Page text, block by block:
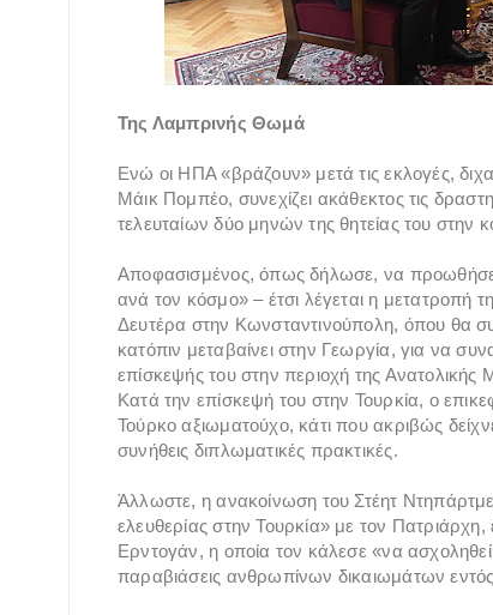
Της Λαμπρινής Θωμά
Ενώ οι ΗΠΑ «βράζουν» μετά τις εκλογές,
Μάικ Πομπέο, συνεχίζει ακάθεκτος τις
τελευταίων δύο μηνών της θητείας του στην
Αποφασισμένος, όπως δήλωσε, να
ανά τον κόσμο» – έτσι λέγεται η μετατροπή
Δευτέρα στην Κωνσταντινούπολη, όπου θα
κατόπιν μεταβαίνει στην Γεωργία, για να
επίσκεψής του στην περιοχή της
Κατά την επίσκεψή του στην Τουρκία, ο
Τούρκο αξιωματούχο, κάτι που ακριβώς
συνήθεις διπλωματικές πρακτικές.
Άλλωστε, η ανακοίνωση του Στέητ
ελευθερίας στην Τουρκία» με τον
Ερντογάν, η οποία τον κάλεσε «να
παραβιάσεις ανθρωπίνων δικαιωμάτων